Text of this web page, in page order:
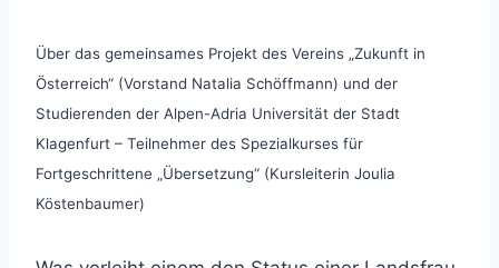
Über das gemeinsames Projekt des Vereins „Zukunft in
Österreich“ (Vorstand Natalia Schöffmann) und der
Studierenden der Alpen-Adria Universität der Stadt
Klagenfurt – Teilnehmer des Spezialkurses für
Fortgeschrittene „Übersetzung“ (Kursleiterin Joulia
Köstenbaumer)